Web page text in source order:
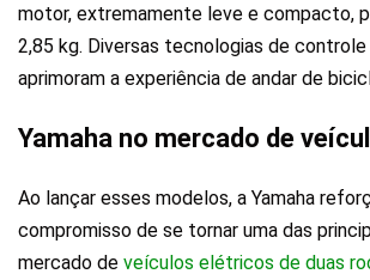
motor, extremamente leve e compacto,
2,85 kg. Diversas tecnologias de
aprimoram a experiência de andar de
Yamaha no mercado de
Ao lançar esses modelos, a Yamaha
compromisso de se tornar uma das
mercado de veículos elétricos de duas